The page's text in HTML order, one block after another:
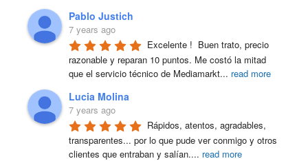
Pablo Justich
7 years ago
Excelente !  Buen trato, precio
razonable y reparan 10 puntos. Me costó la mitad
que el servicio técnico de Mediamarkt... read more
Lucia Molina
7 years ago
Rápidos, atentos, agradables,
transparentes... por lo que pude ver conmigo y otros
clientes que entraban y salían.... read more